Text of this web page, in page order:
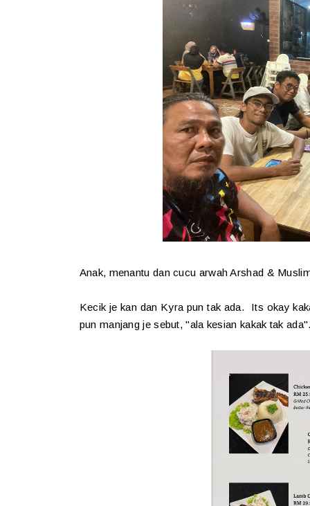
Anak, menantu dan cucu arwah Arshad &
Kecik je kan dan Kyra pun tak ada. Its okay
pun manjang je sebut, "ala kesian kakak tak